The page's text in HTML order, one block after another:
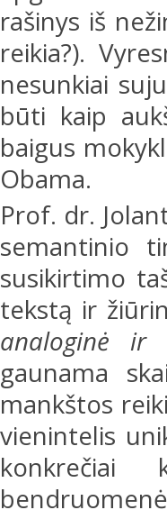
rašinys iš
reikia?).
nesunkiai
būti kaip
baigus
Obama.
Prof. dr.
semantinio
susikirtimo
tekstą ir
analoginė ir
gaunama
mankštos
vienintelis
konkrečiai